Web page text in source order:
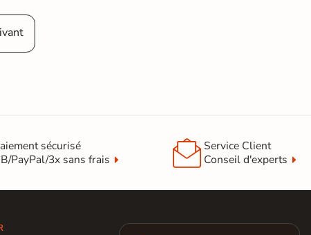
sécurisé
PayPal/3x sans frais
 Service Client
Conseil d'experts